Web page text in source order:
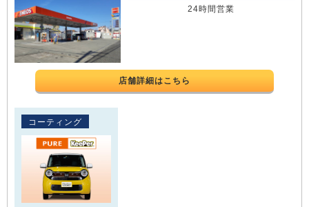
24時間営業
店舗詳細はこちら
コーティング